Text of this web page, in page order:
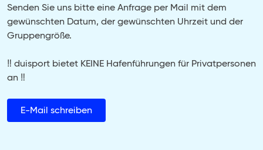
Senden Sie uns bitte eine Anfrage per Mail mit dem
gewünschten Datum, der gewünschten Uhrzeit und der
Gruppengröße.
‼️ duisport bietet KEINE Hafenführungen für Privatpersonen
an ‼️
E-Mail schreiben